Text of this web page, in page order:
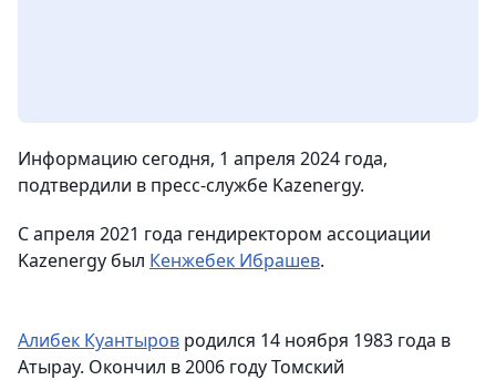
Информацию сегодня, 1 апреля 2024 года,
подтвердили в пресс-службе Kazenergy.
С апреля 2021 года гендиректором ассоциации
Kazenergy был Кенжебек Ибрашев.
Алибек Куантыров родился 14 ноября 1983 года в
Атырау. Окончил в 2006 году Томский